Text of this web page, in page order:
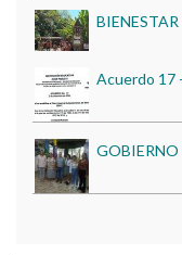
Inducción)
GOBIERNO
DIA DE LA